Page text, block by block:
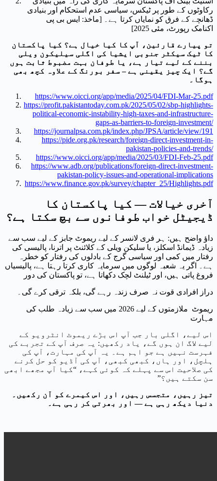
رکاوٹوں کے طور پر ٹیکس، سیاسی عدم استحکام اور بنیادی
ڈھانچے کے فرق کو نمایاں کرتا ہے۔ [ماخذ: ایس بی پی
اکنامک رپورٹ، مئی 2025]
تو پیارے قارئین، آپ کا کیا خیال ہے؟ کیا پاکستان
کا ٹیک سیکٹر جنوبی ایشیا کی اگلی سیلیکون ویلی
بننے کے لیے تیار ہے، یا طوفان بہت مضبوط ثابت ہوں
گے؟ ایک چیز یقینی ہے – سفر بورنگ کے علاوہ کچھ بھی
ہوگا۔
https://www.oicci.org/app/media/2025/04/FDI-Mar-25.pdf
https://profit.pakistantoday.com.pk/2025/05/02/sbp-highlights-
political-economic-instability-high-taxes-and-infrastructure-
gaps-as-barriers-to-foreign-investment/
https://journalpsa.com.pk/index.php/JPSA/article/view/191
https://pide.org.pk/research/foreign-direct-investment-in-
pakistan-policies-and-trends/
https://www.oicci.org/app/media/2025/03/FDI-Feb-25.pdf
https://www.adb.org/publications/foreign-direct-investment-
pakistan-policy-issues-and-operational-implications
https://www.finance.gov.pk/survey/chapter_25/Highlights.pdf
آخری خیالات — کیا پاکستان کا
ڈیجیٹل خواب طوفانوں سے بچ سکتا ہے؟
داؤ واضح ہیں: ہر فری لانسر کے لیے ریموٹ جابز کے لیے سب سے
زیادہ ڈیمانڈ اسکلز، یا سلیکن ویلی کے کلائنٹ پر اترنا، پالیسی کی
رفتار میں کمی اور سیاسی گرج کے بادلوں کی رفتار کو خطرہ
ہے۔ اگر یہ شعبہ لوگوں میں سرمایہ کاری کرتا رہتا ہے، پالیسیاں
فروغ پاتی ہیں، اور ٹیلنٹ لچک دکھاتا ہے، تو پاکستان کی دور
دراز افرادی قوت نہ صرف زندہ رہے گی، بلکہ ترقی کرے گی۔
ریموٹ ملازمتوں کے لیے 2026 میں سب سے زیادہ طلب کی
مہارت
اس لیے، اگلی بار جب آپ اس بڑے ریموٹ انٹرویو کے
لیے لاگ ان ہوں گے، یاد رکھیں: یہ صرف آپ کے تجربے کی
فہرست نہیں ہے جو اہم ہے۔ یہ آپ کی مہارت، آپ کی
ہلچل، اور ہاں، کبھی کبھی، آپ کی آڈیو کو حل کرنے
کی صلاحیت اس سے پہلے کہ کوئی کہے، “کیا آپ مجھے ابھی
سن سکتے ہیں؟”
تیز رہیں، متجسس رہیں، اور اس کیمرے کو آن رکھیں۔
دنیا دیکھ رہی ہے — اور بھرتی کر رہی ہے۔